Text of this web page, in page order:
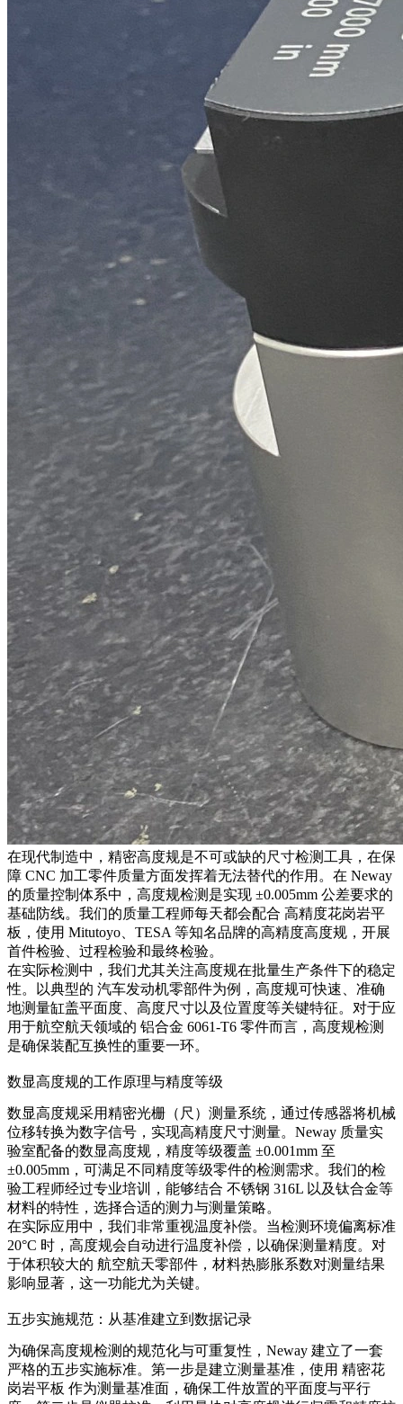
在现代制造中，精密高度规是不可或缺的尺寸检测工具，在保
障 CNC 加工零件质量方面发挥着无法替代的作用。在 Neway
的质量控制体系中，高度规检测是实现 ±0.005mm 公差要求的
基础防线。我们的质量工程师每天都会配合 高精度花岗岩平
板 ，使用 Mitutoyo、TESA 等知名品牌的高精度高度规，开展
首件检验、过程检验和最终检验。
在实际检测中，我们尤其关注高度规在批量生产条件下的稳定
性。以典型的 汽车发动机零部件为例，高度规可快速、准确
地测量缸盖平面度、高度尺寸以及位置度等关键特征。对于应
用于航空航天领域的 铝合金 6061-T6 零件而言，高度规检测
是确保装配互换性的重要一环。
数显高度规的工作原理与精度等级
数显高度规采用精密光栅（尺）测量系统，通过传感器将机械
位移转换为数字信号，实现高精度尺寸测量。Neway 质量实
验室配备的数显高度规，精度等级覆盖 ±0.001mm 至
±0.005mm，可满足不同精度等级零件的检测需求。我们的检
验工程师经过专业培训，能够结合 不锈钢 316L 以及钛合金等
材料的特性，选择合适的测力与测量策略。
在实际应用中，我们非常重视温度补偿。当检测环境偏离标准
20°C 时，高度规会自动进行温度补偿，以确保测量精度。对
于体积较大的 航空航天零部件 ，材料热膨胀系数对测量结果
影响显著，这一功能尤为关键。
五步实施规范：从基准建立到数据记录
为确保高度规检测的规范化与可重复性，Neway 建立了一套
严格的五步实施标准。第一步是建立测量基准，使用 精密花
岗岩平板 作为测量基准面，确保工件放置的平面度与平行